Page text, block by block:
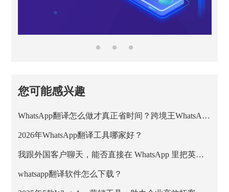
您可能感兴趣
WhatsApp翻译怎么做才真正省时间？跨境王WhatsApp客服系统的正确用法
2026年WhatsApp翻译工具哪家好？
我跟外国客户聊天，能否直接在 WhatsApp 里把英文消息翻成中文？
whatsapp翻译软件怎么下载？